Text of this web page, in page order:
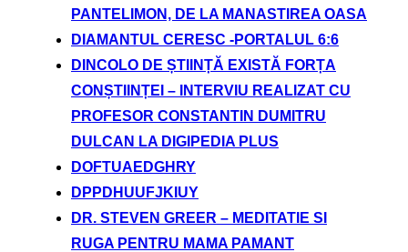
PANTELIMON, DE LA MANASTIREA OASA
DIAMANTUL CERESC -PORTALUL 6:6
DINCOLO DE ȘTIINȚĂ EXISTĂ FORȚA
CONȘTIINȚEI – INTERVIU REALIZAT CU
PROFESOR CONSTANTIN DUMITRU
DULCAN LA DIGIPEDIA PLUS
DOFTUAEDGHRY
DPPDHUUFJKIUY
DR. STEVEN GREER – MEDITATIE SI
RUGA PENTRU MAMA PAMANT